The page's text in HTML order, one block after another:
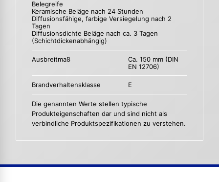
Belegreife
Keramische Beläge nach 24 Stunden
Diffusionsfähige, farbige Versiegelung nach 2
Tagen
Diffusionsdichte Beläge nach ca. 3 Tagen
(Schichtdickenabhängig)
Ausbreitmaß
Ca. 150 mm (DIN
EN 12706)
Brandverhaltensklasse E
Die genannten Werte stellen typische
Produkteigenschaften dar und sind nicht als
verbindliche Produktspezifikationen zu verstehen.